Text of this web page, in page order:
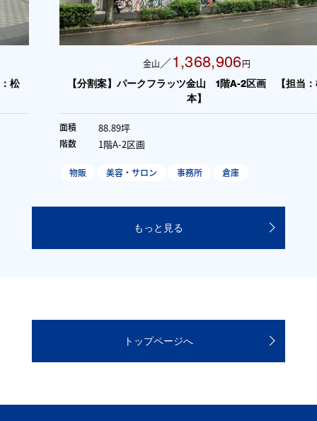
1,368,906円
【分割案】パークフラッツ金山 1階A-2区画 【担当：松
88.89坪
1階A-2区画
美容・サロン 事務所 倉庫
もっと見る
トップページへ